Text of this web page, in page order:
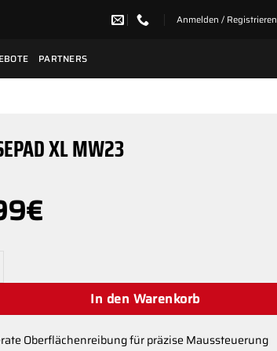
Anmelden / Registrieren
PARTNERS
XL MW23
€
XL MW23 Menge
In den Warenkorb
Oberflächenreibung für präzise Maussteuerung